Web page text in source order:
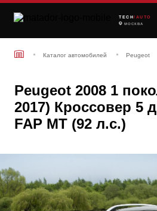
TECH /AUTO
МОСКВА
Каталог автомобилей Peugeot
Peugeot 2008 1
2017) Кроссовер 5
FAP MT (92 л.с.)